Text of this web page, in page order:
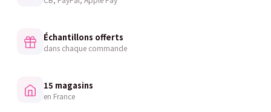
Échantillons offerts
dans chaque commande
15 magasins
en France